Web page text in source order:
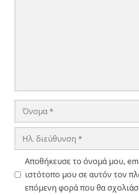
Όνομα
Ηλ.
Αποθήκευσε το όνομά μου,
ιστότοπο μου σε αυτόν τον
επόμενη φορά που θα